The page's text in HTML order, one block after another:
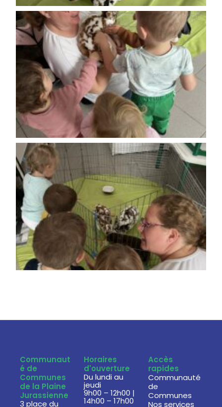
Communaut
é de
Communes
de la Plaine
Jurassienne
3 place du
Horaires
d'ouverture
Du lundi au
jeudi
9h00 – 12h00 |
14h00 – 17h00
Accès
rapides
Communauté
de
Communes
Nos services